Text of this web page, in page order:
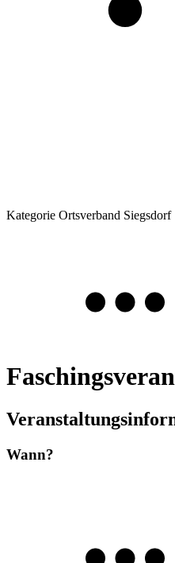
Kategorie Ortsverband Siegsdorf
Wann?